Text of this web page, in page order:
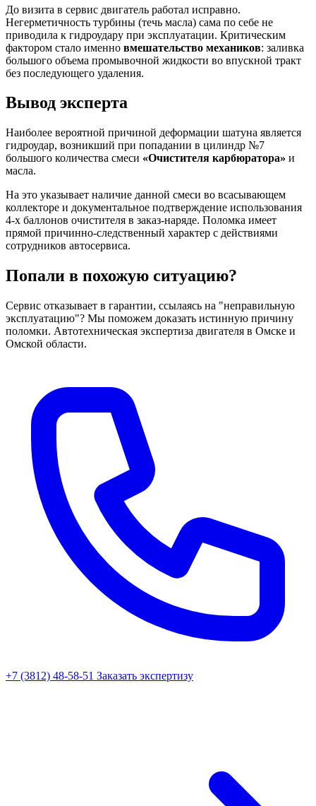
До визита в сервис двигатель работал исправно.
Негерметичность турбины (течь масла) сама по себе не
приводила к гидроудару при эксплуатации. Критическим
фактором стало именно вмешательство механиков: заливка
большого объема промывочной жидкости во впускной тракт
без последующего удаления.
Вывод эксперта
Наиболее вероятной причиной деформации шатуна является
гидроудар, возникший при попадании в цилиндр №7
большого количества смеси «Очистителя карбюратора» и
масла.
На это указывает наличие данной смеси во всасывающем
коллекторе и документальное подтверждение использования
4-х баллонов очистителя в заказ-наряде. Поломка имеет
прямой причинно-следственный характер с действиями
сотрудников автосервиса.
Попали в похожую ситуацию?
Сервис отказывает в гарантии, ссылаясь на "неправильную
эксплуатацию"? Мы поможем доказать истинную причину
поломки. Автотехническая экспертиза двигателя в Омске и
Омской области.
+7 (3812) 48-58-51 Заказать экспертизу